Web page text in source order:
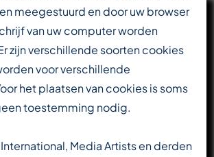
IN DE
meegestuurd en door uw browser
van uw computer worden
zijn verschillende soorten cookies
voor verschillende
het plaatsen van cookies is soms
toestemming nodig.
Media Artists en derden